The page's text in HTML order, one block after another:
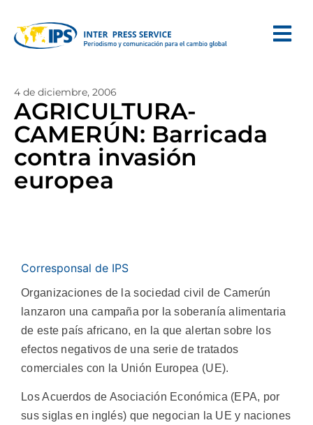
4 de diciembre, 2006
AGRICULTURA-
CAMERÚN: Barricada
contra invasión
europea
Corresponsal de IPS
Organizaciones de la sociedad civil de Camerún
lanzaron una campaña por la soberanía alimentaria
de este país africano, en la que alertan sobre los
efectos negativos de una serie de tratados
comerciales con la Unión Europea (UE).
Los Acuerdos de Asociación Económica (EPA, por
sus siglas en inglés) que negocian la UE y naciones